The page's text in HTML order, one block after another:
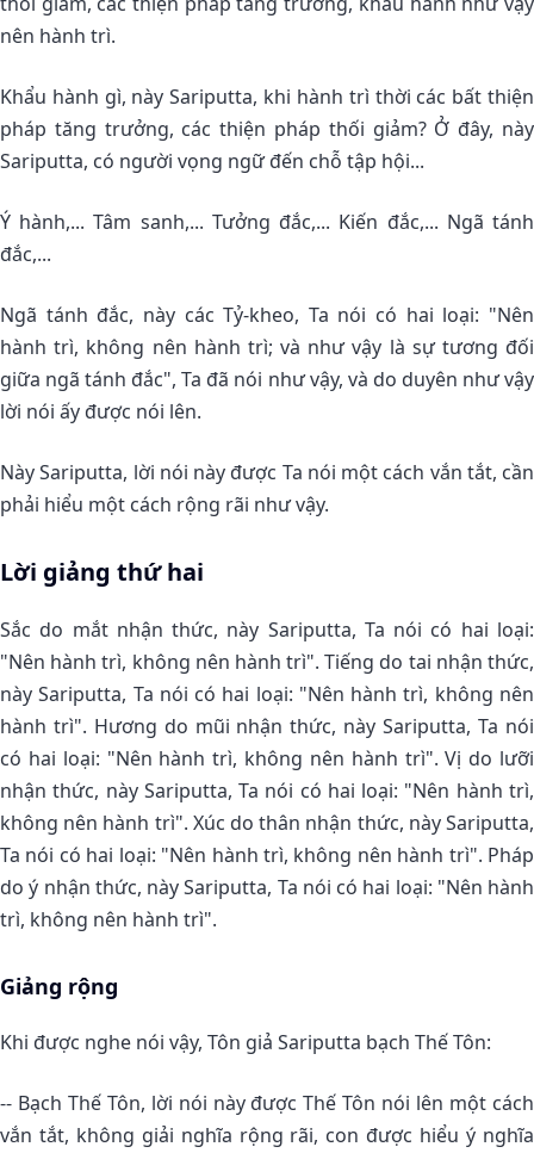
nên hành trì.
Khẩu hành gì, này Sariputta, khi hành trì thời các bất thiện
pháp tăng trưởng, các thiện pháp thối giảm? Ở đây, này
Sariputta, có người vọng ngữ đến chỗ tập hội...
Ý hành,... Tâm sanh,... Tưởng đắc,... Kiến đắc,... Ngã tánh
đắc,...
Ngã tánh đắc, này các Tỷ-kheo, Ta nói có hai loại: "Nên
hành trì, không nên hành trì; và như vậy là sự tương đối
giữa ngã tánh đắc", Ta đã nói như vậy, và do duyên như vậy
lời nói ấy được nói lên.
Này Sariputta, lời nói này được Ta nói một cách vắn tắt, cần
phải hiểu một cách rộng rãi như vậy.
Lời giảng thứ hai
Sắc do mắt nhận thức, này Sariputta, Ta nói có hai loại:
"Nên hành trì, không nên hành trì". Tiếng do tai nhận thức,
này Sariputta, Ta nói có hai loại: "Nên hành trì, không nên
hành trì". Hương do mũi nhận thức, này Sariputta, Ta nói
có hai loại: "Nên hành trì, không nên hành trì". Vị do lưỡi
nhận thức, này Sariputta, Ta nói có hai loại: "Nên hành trì,
không nên hành trì". Xúc do thân nhận thức, này Sariputta,
Ta nói có hai loại: "Nên hành trì, không nên hành trì". Pháp
do ý nhận thức, này Sariputta, Ta nói có hai loại: "Nên hành
trì, không nên hành trì".
Giảng rộng
Khi được nghe nói vậy, Tôn giả Sariputta bạch Thế Tôn:
-- Bạch Thế Tôn, lời nói này được Thế Tôn nói lên một cách
vắn tắt, không giải nghĩa rộng rãi, con được hiểu ý nghĩa